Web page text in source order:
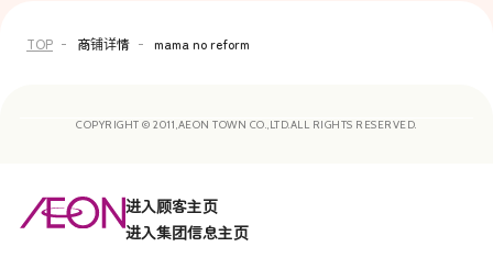
TOP 商铺详情 mama no reform
COPYRIGHT © 2011,AEON TOWN CO.,LTD.ALL RIGHTS RESERVED.
进入顾客主页
进入集团信息主页